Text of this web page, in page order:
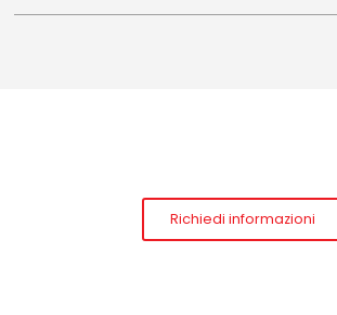
Richiedi informazioni